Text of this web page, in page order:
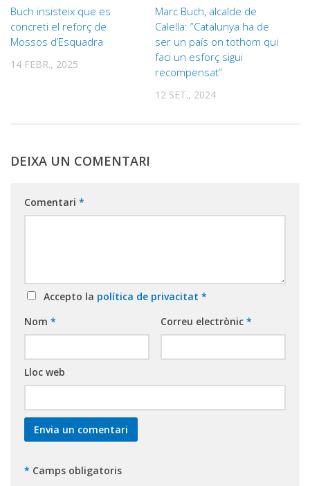
Buch insisteix que es
concreti el reforç de
Mossos d’Esquadra
14 FEBR., 2025
Marc Buch, alcalde de
Calella: ”Catalunya ha de
ser un país on tothom qui
faci un esforç sigui
recompensat”
12 SET., 2024
DEIXA UN COMENTARI
Comentari *
Accepto la política de privacitat *
Nom * Correu electrònic *
Lloc web
* Camps obligatoris